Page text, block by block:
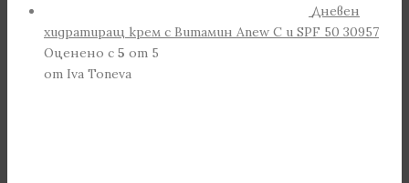
Дневен
хидратиращ крем с Витамин Anew С и SPF 50 30957
Оценено с 5 от 5
от Iva Toneva